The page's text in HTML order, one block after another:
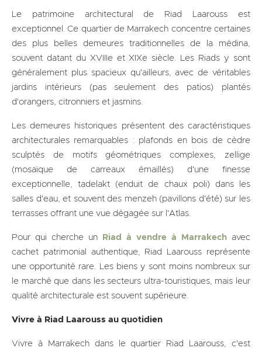
Le patrimoine architectural de Riad Laarouss est
exceptionnel. Ce quartier de Marrakech concentre certaines
des plus belles demeures traditionnelles de la médina,
souvent datant du XVIIIe et XIXe siècle. Les Riads y sont
généralement plus spacieux qu'ailleurs, avec de véritables
jardins intérieurs (pas seulement des patios) plantés
d'orangers, citronniers et jasmins.
Les demeures historiques présentent des caractéristiques
architecturales remarquables : plafonds en bois de cèdre
sculptés de motifs géométriques complexes, zellige
(mosaïque de carreaux émaillés) d'une finesse
exceptionnelle, tadelakt (enduit de chaux poli) dans les
salles d'eau, et souvent des menzeh (pavillons d'été) sur les
terrasses offrant une vue dégagée sur l'Atlas.
Pour qui cherche un Riad à vendre à Marrakech avec
cachet patrimonial authentique, Riad Laarouss représente
une opportunité rare. Les biens y sont moins nombreux sur
le marché que dans les secteurs ultra-touristiques, mais leur
qualité architecturale est souvent supérieure.
Vivre à Riad Laarouss au quotidien
Vivre à Marrakech dans le quartier Riad Laarouss, c'est